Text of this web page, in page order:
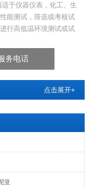
于仪器仪表，化工、生
能测试，筛选或考核试
行高低温环境测试或试
务电话
点击展开+
亚